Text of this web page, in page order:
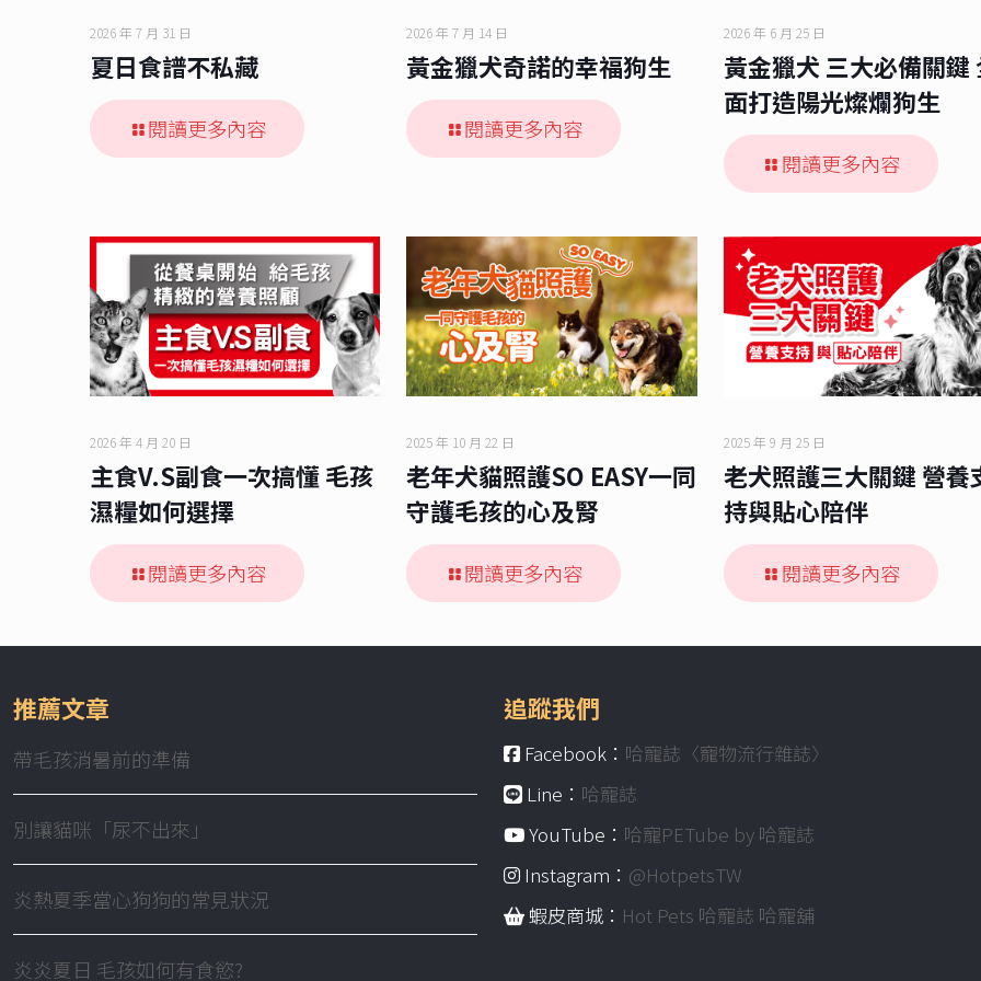
2026 年 7 月 31 日
夏日食譜不私藏
閱讀更多內容
2026 年 7 月 14 日
黃金獵犬奇諾的幸福狗生
閱讀更多內容
2026 年 6 月 25 日
黃金獵犬 三大必備關鍵
面打造陽光燦爛狗生
閱讀更多內容
2026 年 4 月 20 日
主食V.S副食一次搞懂 毛孩
濕糧如何選擇
閱讀更多內容
2025 年 10 月 22 日
老年犬貓照護SO EASY一同
守護毛孩的心及腎
閱讀更多內容
2025 年 9 月 25 日
老犬照護三大關鍵 營養
持與貼心陪伴
閱讀更多內容
推薦文章
帶毛孩消暑前的準備
別讓貓咪「尿不出來」
炎熱夏季當心狗狗的常見狀況
炎炎夏日 毛孩如何有食慾?
追蹤我們
Facebook： 哈寵誌〈寵物流行雜誌〉
Line： 哈寵誌
YouTube： 哈寵PETube by 哈寵誌
Instagram： @HotpetsTW
蝦皮商城： Hot Pets 哈寵誌 哈寵舖